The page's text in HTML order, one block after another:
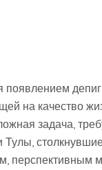
на качество
задача,
перспективным